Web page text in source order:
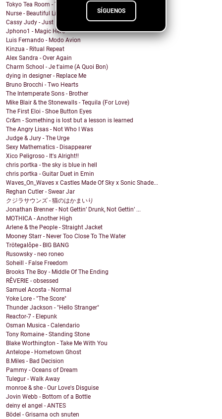
SÍGUENOS
Tokyo Tea Room - Tell Me How
Nurse - Beautiful Lie
Cassy Judy - Just For Being Who We Are
Jphono1 - Magic Here
Luis Fernando - Modo Avion
Kinzua - Ritual Repeat
Alex Sandra - Over Again
Charm School - Je t'aime (A Quoi Bon)
dying in designer - Replace Me
Bruno Brocchi - Two Hearts
The Intemperate Sons - Brother
Mike Blair & the Stonewalls - Tequila (For Love)
The First Eloi - Shoe Button Eyes
Cr&m - Something is lost but a lesson is learned
The Angry Lisas - Not Who I Was
Judge & Jury - The Urge
Sexy Mathematics - Disappearer
Xico Peligroso - It's Alright!!
chris portka - the sky is blue in hell
chris portka - Guitar Duet in Emin
Waves_On_Waves x Castles Made Of Sky x Sonic Shade...
Reghan Cutler - Swear Jar
クジラサウンズ - 猫のはかまいり
Jonathan Brenner - Not Gettin’ Drunk, Not Gettin’ ...
MOTHICA - Another High
Arlene & the People - Straight Jacket
Mooney Starr - Never Too Close To The Water
Trötegalôpe - BIG BANG
Rusowsky - neo roneo
Soheill - False Freedom
Brooks The Boy - Middle Of The Ending
RÊVERIE - obsessed
Samuel Acosta - Normal
Yoke Lore - "The Score"
Thunder Jackson - "Hello Stranger"
Reactor-7 - Elepunk
Osman Musica - Calendario
Tony Romaine - Standing Stone
Blake Worthington - Take Me With You
Antelope - Hometown Ghost
B.Miles - Bad Decision
Pammy - Oceans of Dream
Tulegur - Walk Away
monroe & she - Our Love's Disguise
Jovin Webb - Bottom of a Bottle
deiny el angel - ANTES
Bödel - Grisarna och snuten